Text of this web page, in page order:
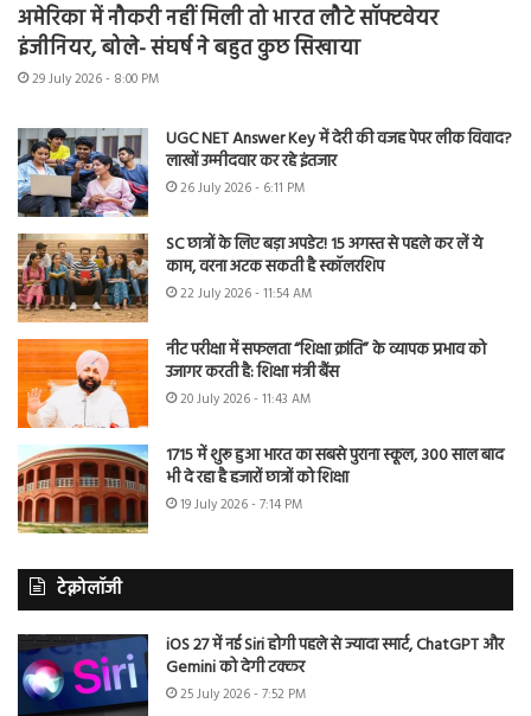
अमेरिका में नौकरी नहीं मिली तो भारत लौटे सॉफ्टवेयर
इंजीनियर, बोले- संघर्ष ने बहुत कुछ सिखाया
29 July 2026 - 8:00 PM
UGC NET Answer Key में देरी की वजह पेपर लीक विवाद?
लाखों उम्मीदवार कर रहे इंतजार
26 July 2026 - 6:11 PM
SC छात्रों के लिए बड़ा अपडेट! 15 अगस्त से पहले कर लें ये
काम, वरना अटक सकती है स्कॉलरशिप
22 July 2026 - 11:54 AM
नीट परीक्षा में सफलता “शिक्षा क्रांति” के व्यापक प्रभाव को
उजागर करती है: शिक्षा मंत्री बैंस
20 July 2026 - 11:43 AM
1715 में शुरू हुआ भारत का सबसे पुराना स्कूल, 300 साल बाद
भी दे रहा है हजारों छात्रों को शिक्षा
19 July 2026 - 7:14 PM
टेक्नोलॉजी
iOS 27 में नई Siri होगी पहले से ज्यादा स्मार्ट, ChatGPT और
Gemini को देगी टक्कर
25 July 2026 - 7:52 PM